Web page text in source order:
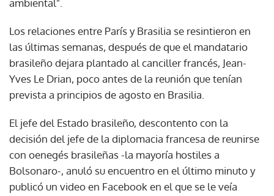
ambiental".
Los relaciones entre París y Brasilia se resintieron en
las últimas semanas, después de que el mandatario
brasileño dejara plantado al canciller francés, Jean-
Yves Le Drian, poco antes de la reunión que tenían
prevista a principios de agosto en Brasilia.
El jefe del Estado brasileño, descontento con la
decisión del jefe de la diplomacia francesa de reunirse
con oenegés brasileñas -la mayoría hostiles a
Bolsonaro-, anuló su encuentro en el último minuto y
publicó un video en Facebook en el que se le veía